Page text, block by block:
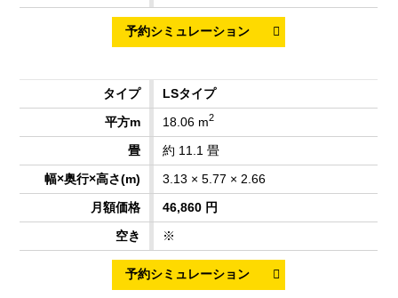
LSタイプ
18.06 m2
約 11.1 畳
3.13 × 5.77 × 2.66
46,860 円
※